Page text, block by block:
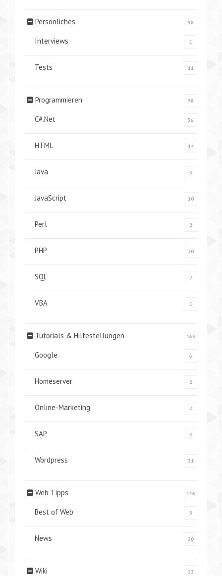
Persönliches 98
Interviews 1
Tests 11
Programmieren 98
C#.Net 56
HTML 14
Java 3
JavaScript 10
Perl 2
PHP 20
SQL 2
VBA 1
Tutorials & Hilfestellungen 163
Google 6
Homeserver 2
Online-Marketing 2
SAP 3
Wordpress 31
Web Tipps 116
Best of Web 8
News 20
Wiki 23